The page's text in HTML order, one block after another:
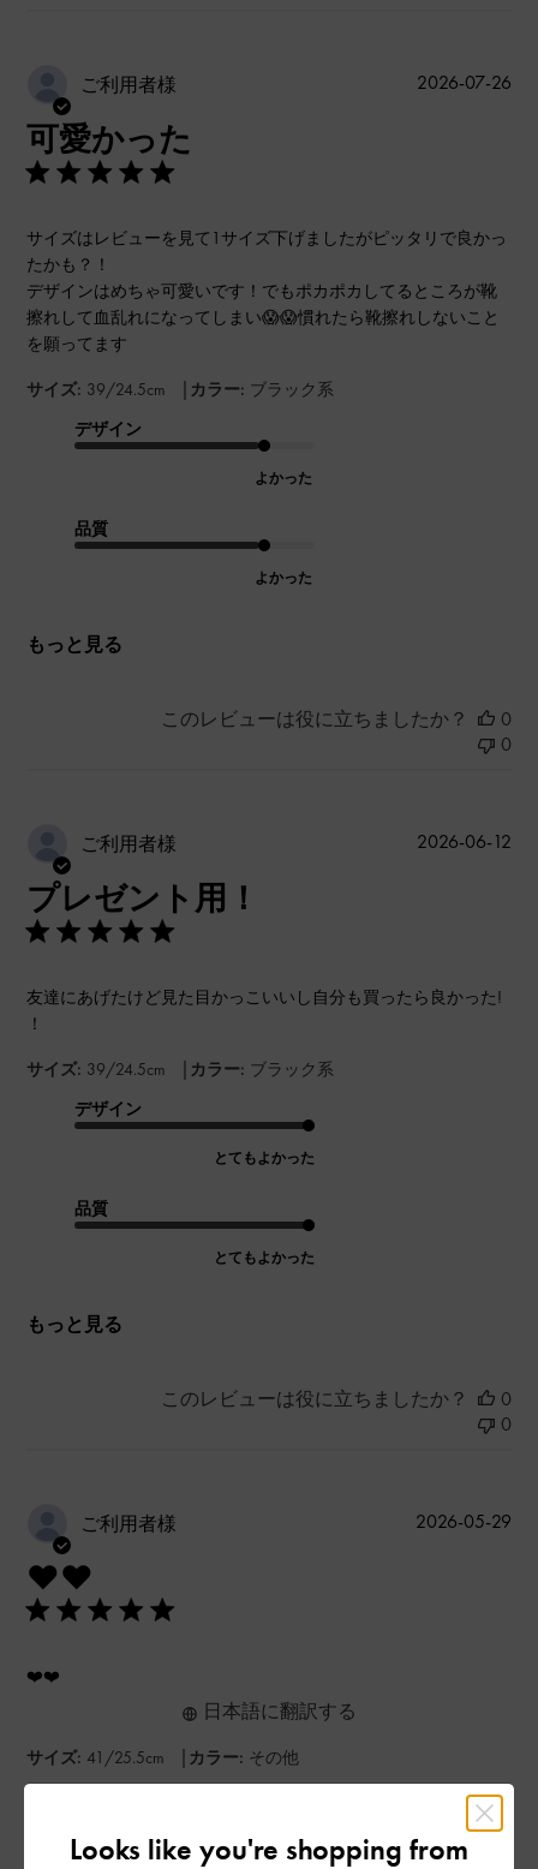
ご利用者様
可愛かった
サイズはレビューを見て1サイズ下げましたがピッタリで良かっ
たかも？！
デザインはめちゃ可愛いです！でもポカポカしてるところが靴
擦れして血乱れになってしまい😱😱慣れたら靴擦れしないこと
を願ってます
サイズ: 39/24.5cm | カラー: ブラック系
デザイン
よかった
品質
よかった
もっと見る
公
2026-07-26
このレビューは役に立ちましたか？
0
0
ご利用者様
プレゼント用！
友達にあげたけど見た目かっこいいし自分も買ったら良かった!
！
サイズ: 39/24.5cm | カラー: ブラック系
デザイン
とてもよかった
品質
とてもよかった
もっと見る
公
2026-06-12
このレビューは役に立ちましたか？
0
0
ご利用者様
❤️❤️
❤️❤️
サイズ: 41/25.5cm | カラー: その他
とてもよかった
日本語に翻訳する
公
2026-05-29
Looks like you're shopping from